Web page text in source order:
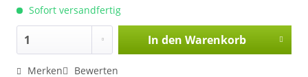
Sofort versandfertig
In den Warenkorb
Merken Bewerten